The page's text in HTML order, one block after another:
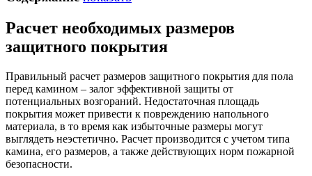
Расчет необходимых размеров
защитного покрытия
Правильный расчет размеров защитного покрытия для пола
перед камином – залог эффективной защиты от
потенциальных возгораний. Недостаточная площадь
покрытия может привести к повреждению напольного
материала, в то время как избыточные размеры могут
выглядеть неэстетично. Расчет производится с учетом типа
камина, его размеров, а также действующих норм пожарной
безопасности.